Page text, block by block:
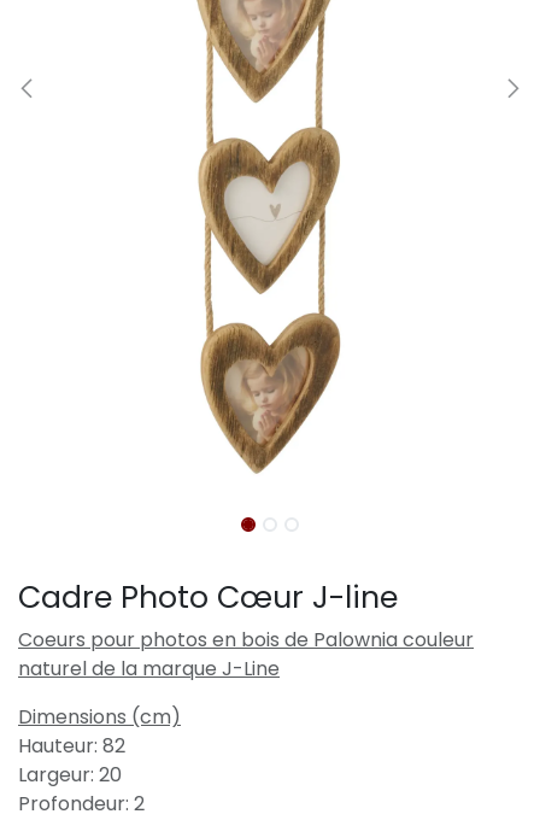
Cadre Photo Cœur J-line
Coeurs pour photos en bois de Palownia couleur
naturel de la marque J-Line
Dimensions (cm)
Hauteur: 82
Largeur: 20
Profondeur: 2